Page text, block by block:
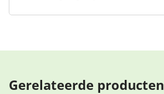
Gerelateerde producten